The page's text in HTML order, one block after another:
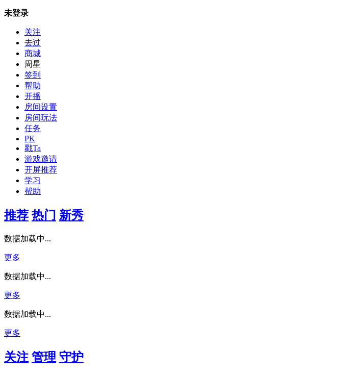
未登录
关注
去过
商城
周星
签到
帮助
开播
房间设置
房间玩法
任务
PK
戳Ta
游戏邀请
开屏推荐
学习
帮助
推荐 热门 新秀
数据加载中...
更多
数据加载中...
更多
数据加载中...
更多
关注 管理 守护